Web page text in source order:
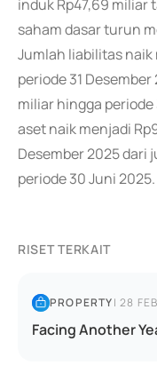
induk Rp47,69 miliar
saham dasar turun
Jumlah liabilitas naik
periode 31
miliar hingga
aset naik menjadi
Desember 2025 dari
periode 30 Juni
RISET TERKAIT
PROPERTY|28
Facing Another